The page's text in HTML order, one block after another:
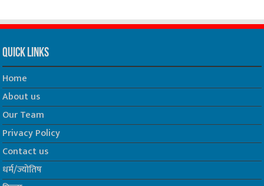
Quick Links
Home
About us
Our Team
Privacy Policy
Contact us
धर्म/ज्योतिष